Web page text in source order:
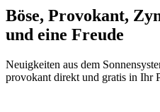
Böse, Provokant,
und eine Freude
Neuigkeiten aus dem
provokant direkt und gratis in Ihr